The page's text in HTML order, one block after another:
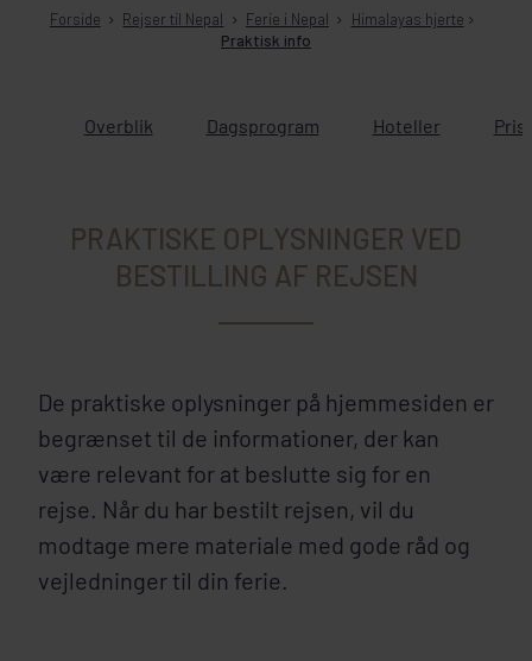
Forside Rejser til Nepal Ferie i Nepal
Himalayas hjerte
Praktisk info
Overblik Dagsprogram Hoteller
PRAKTISKE OPLYSNINGER VED
BESTILLING AF REJSEN
De praktiske oplysninger på hjemmesiden er
begrænset til de informationer, der kan
være relevant for at beslutte sig for en
rejse. Når du har bestilt rejsen, vil du
modtage mere materiale med gode råd og
vejledninger til din ferie.